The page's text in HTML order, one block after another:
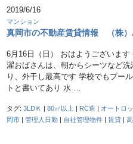
2019/6/16
マンション
真岡市の不動産賃貸情報 （株
6月16日（日） おはようございま
濯おばさんは、朝からシーツなど
り、外干し最高です 学校でもプー
トと書いてあり 水 …
タグ:3LDＫ |80㎡以上 | RC造 | オートロ
岡市 |管理人日勤 | 自社管理物件 |賃貸 |